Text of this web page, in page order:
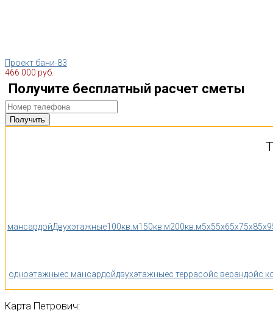
Проект бани-83
466 000 руб.
Получите бесплатный расчет сметы
мансардойДвухэтажные100кв.м150кв.м200кв.м5x55x65x75x85x9
одноэтажныес мансардойдвухэтажныес террасойс верандойс
Карта Петрович: